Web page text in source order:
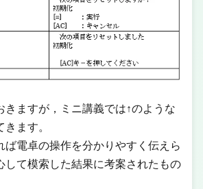
きますが，ミニ講義では↑のような
ます。
ば電卓の操作を分かりやすく伝えら
して模索した結果に考案されたもの